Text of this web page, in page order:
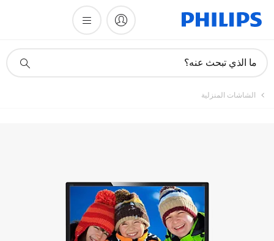
دعم
ما الذي تبحث عنه؟
الشاشات المنزلية
تسجيل المنتج